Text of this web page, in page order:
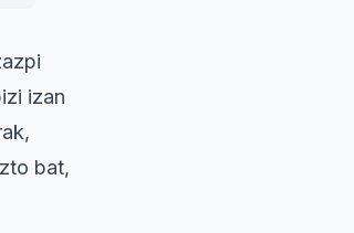
izan
bat,